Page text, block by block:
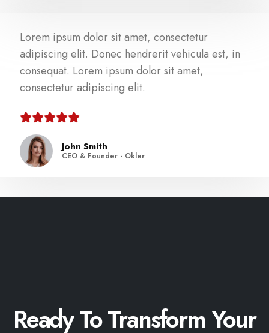
Lorem ipsum dolor sit amet, consectetur
adipiscing elit. Donec hendrerit vehicula est, in
consequat. Lorem ipsum dolor sit amet,
consectetur adipiscing elit.
John Smith
CEO & Founder - Okler
Ready To Transform Your